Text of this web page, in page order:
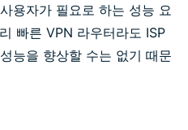
용자가 필요로 하는 성능 요
빠른 VPN 라우터라도 ISP
능을 향상할 수는 없기 때문